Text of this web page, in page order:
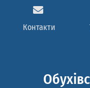
Контакти